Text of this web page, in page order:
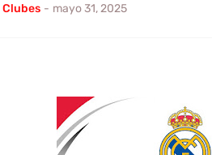
Clubes - mayo 31, 2025